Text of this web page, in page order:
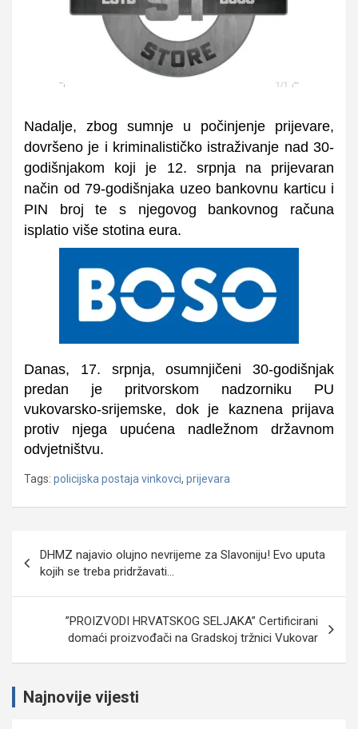
Nadalje, zbog sumnje u počinjenje prijevare,
dovršeno je i kriminalističko istraživanje nad 30-
godišnjakom koji je 12. srpnja na prijevaran
način od 79-godišnjaka uzeo bankovnu karticu i
PIN broj te s njegovog bankovnog računa
isplatio više stotina eura.
Danas, 17. srpnja, osumnjičeni 30-godišnjak
predan je pritvorskom nadzorniku PU
vukovarsko-srijemske, dok je kaznena prijava
protiv njega upućena nadležnom državnom
odvjetništvu.
Tags: policijska postaja vinkovci, prijevara
objava
DHMZ najavio olujno nevrijeme za Slavoniju! Evo uputa
kojih se treba pridržavati…
”PROIZVODI HRVATSKOG SELJAKA” Certificirani
domaći proizvođači na Gradskoj tržnici Vukovar
Najnovije vijesti